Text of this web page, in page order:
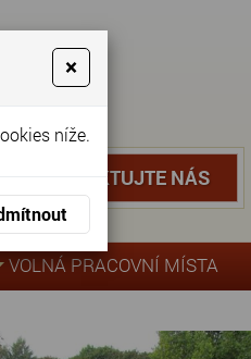
KONTAKTUJTE NÁS
KONTAKTUJTE NÁS
VOLNÁ PRACOVNÍ MÍSTA
×
níže.